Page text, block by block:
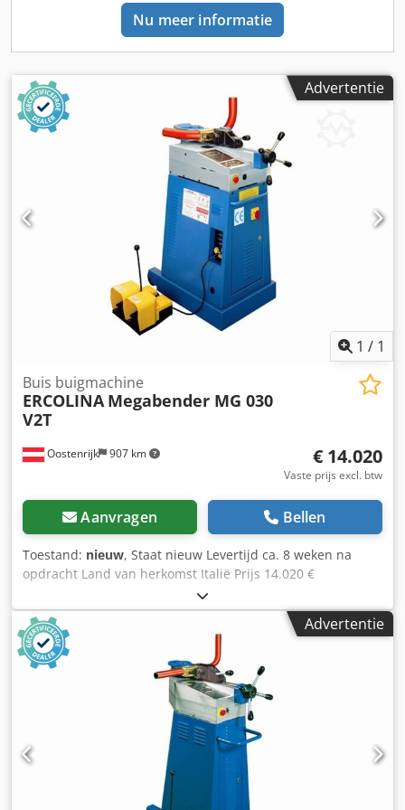
Motor: 1,5 kW Digitale weergave van de buighoek Digitale
weergave van het klempunt Handmatige klemming
Elektronische voorafselectie van de buighoek Klempunt
Terugveringcompensatie 2 zeskantopnameschachten (40
en 50 mm) 2 snelheden Overbelastingsbeveiliging Mobiel
door wielen en handgreep Gereedschap niet inbegrepen
Nu meer informatie
Advertentie
1 / 1
Oostenrijk 907 km
Buis buigmachine
ERCOLINA Megabender MG 030
V2T
€ 14.020
Vaste prijs excl. btw
Aanvragen Bellen
Toestand: nieuw, Staat nieuw Levertijd ca. 8 weken na
opdracht Land van herkomst Italië Prijs 14.020 €
Leasetarief 269,18 € Max. diameter (stalen buis) 76 mm
Lengte 370 mm Breedte 680 mm Hoogte 910 mm Gewicht
193 kg Max. buig-E-modulus 15 cm³ Standaard stalen buis
76 x 3 mm Gasbuis voor leidingnet 2" x 5,4 mm
Meubelbouwbuis 76 x 3 mm Roestvrijstaal AISI304-318 70 x
4 mm Roestvrijstaal AISI308 (voedingsindustrie) 76 x 1,6
mm Zacht messing 76 x 4 mm Hardkoper en aluminium 76
x 6 mm Zacht koper 76 x 6 mm Kabelbuis (TAZ) 76,3 x 3,25
mm Mepla, Gebereit en soortgelijk 50 x 4 mm Rondstaal
(S275JO) 45 mm Platstaal (S275JO) 75 x 15 staand, 75 x 30
mm Max. buigradius 380 mm Min. buigradius 10 mm Min.
buis Ø 10 mm Djdpfswiq Nhox Agujck Max. buigsnelheid
Advertentie